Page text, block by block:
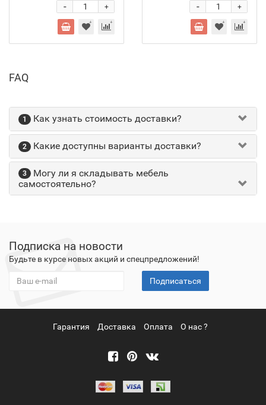
+
- +
-
FAQ
1 Как узнать стоимость доставки?
2 Какие доступны варианты доставки?
3
Могу ли я складывать мебель
самостоятельно?
Подписка на новости
Будьте в курсе новых акций и спецпредложений!
Подписаться
Гарантия Доставка Оплата О нас ?